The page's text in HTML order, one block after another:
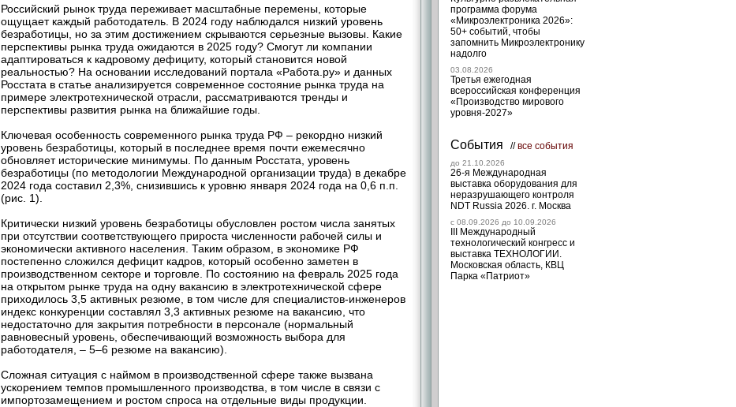
программа форума
«Микроэлектроника 2026»:
50+ событий, чтобы
запомнить Микроэлектронику
надолго
03.08.2026
Третья ежегодная
всероссийская конференция
«Производство мирового
уровня-2027»
События //все события
до 21.10.2026
26-я Международная
выставка оборудования для
неразрушающего контроля
NDT Russia 2026. г. Москва
c 08.09.2026 до 10.09.2026
III Международный
технологический конгресс и
выставка ТЕХНОЛОГИИ.
Московская область, КВЦ
Парка «Патриот»
Российский рынок труда переживает масштабные перемены, которые
ощущает каждый работодатель. В 2024 году наблюдался низкий уровень
безработицы, но за этим достижением скрываются серьезные вызовы. Какие
перспективы рынка труда ожидаются в 2025 году? Смогут ли компании
адаптироваться к кадровому дефициту, который становится новой
реальностью? На основании исследований портала «Работа.ру» и данных
Росстата в статье анализируется современное состояние рынка труда на
примере электротехнической отрасли, рассматриваются тренды и
перспективы развития рынка на ближайшие годы.
Ключевая особенность современного рынка труда РФ – рекордно низкий
уровень безработицы, который в последнее время почти ежемесячно
обновляет исторические минимумы. По данным Росстата, уровень
безработицы (по методологии Международной организации труда) в декабре
2024 года составил 2,3%, снизившись к уровню января 2024 года на 0,6 п.п.
(рис. 1).
Критически низкий уровень безработицы обусловлен ростом числа занятых
при отсутствии соответствующего прироста численности рабочей силы и
экономически активного населения. Таким образом, в экономике РФ
постепенно сложился дефицит кадров, который особенно заметен в
производственном секторе и торговле. По состоянию на февраль 2025 года
на открытом рынке труда на одну вакансию в электротехнической сфере
приходилось 3,5 активных резюме, в том числе для специалистов-инженеров
индекс конкуренции составлял 3,3 активных резюме на вакансию, что
недостаточно для закрытия потребности в персонале (нормальный
равновесный уровень, обеспечивающий возможность выбора для
работодателя, – 5–6 резюме на вакансию).
Сложная ситуация с наймом в производственной сфере также вызвана
ускорением темпов промышленного производства, в том числе в связи с
импортозамещением и ростом спроса на отдельные виды продукции.